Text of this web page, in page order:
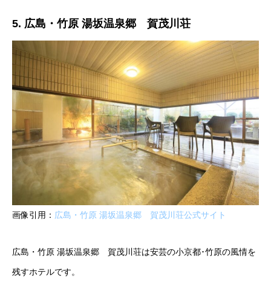
5. 広島・竹原 湯坂温泉郷 賀茂川荘
画像引用： 広島・竹原 湯坂温泉郷 賀茂川荘公式サイト
広島・竹原 湯坂温泉郷 賀茂川荘は安芸の小京都･竹原の風情を
残すホテルです。